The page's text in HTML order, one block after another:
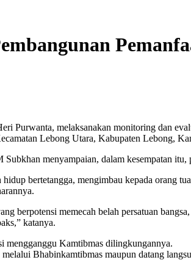
Purwanta, melaksanakan monitoring dan
Lebong Utara, Kabupaten Lebong,
menyampaian, dalam kesempatan itu,
bertetangga, mengimbau kepada orang
berpotensi memecah belah persatuan
katanya.
mengganggu Kamtibmas dilingkungannya.
Bhabinkamtibmas maupun datang